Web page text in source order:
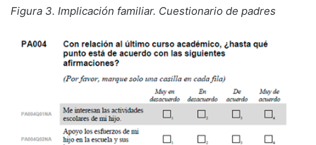
Figura 3. Implicación familiar. Cuestionario de padres